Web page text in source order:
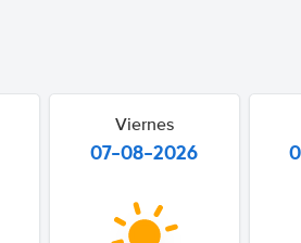
Viernes
07-08-2026